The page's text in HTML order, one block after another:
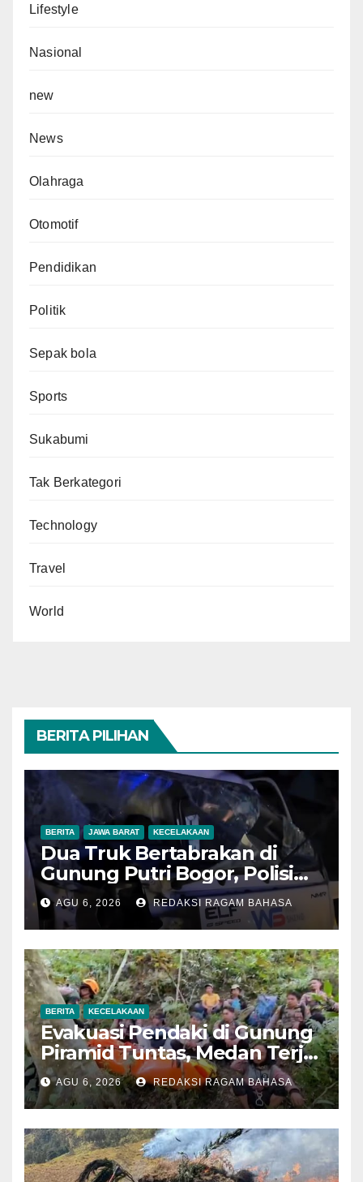
Lifestyle
Nasional
new
News
Olahraga
Otomotif
Pendidikan
Politik
Sepak bola
Sports
Sukabumi
Tak Berkategori
Technology
Travel
World
BERITA PILIHAN
BERITA JAWA BARAT KECELAKAAN
Dua Truk Bertabrakan di
Gunung Putri Bogor, Polisi
Imbau Pengemudi
Tingkatkan Kewaspadaan
AGU 6, 2026 REDAKSI RAGAM BAHASA
BERITA KECELAKAAN
Evakuasi Pendaki di Gunung
Piramid Tuntas, Medan Terjal
Jadi Tantangan Utama
AGU 6, 2026 REDAKSI RAGAM BAHASA